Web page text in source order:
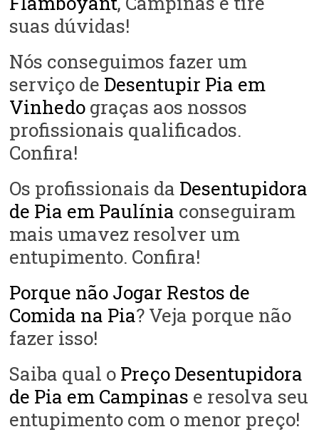
suas dúvidas!
Nós conseguimos fazer um
serviço de Desentupir Pia em
Vinhedo graças aos nossos
profissionais qualificados.
Confira!
Os profissionais da Desentupidora
de Pia em Paulínia conseguiram
mais umavez resolver um
entupimento. Confira!
Porque não Jogar Restos de
Comida na Pia? Veja porque não
fazer isso!
Saiba qual o Preço Desentupidora
de Pia em Campinas e resolva seu
entupimento com o menor preço!